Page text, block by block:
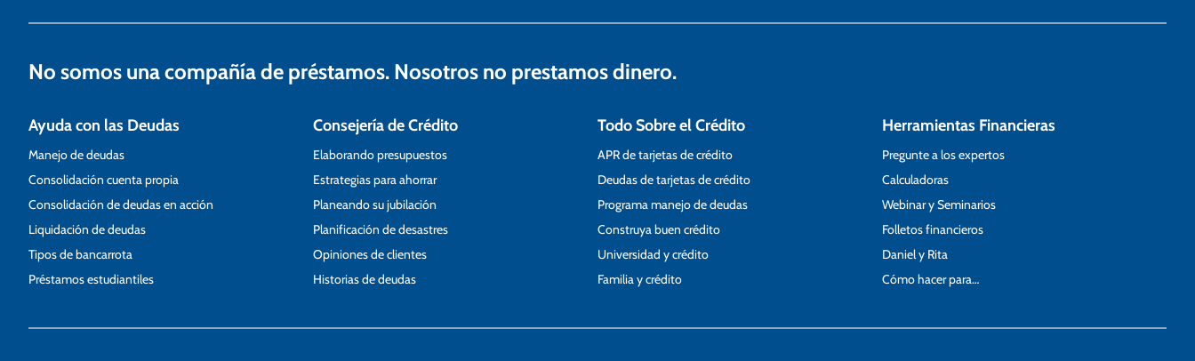
n
r
a
d
a
s
No somos una compañía de préstamos. Nosotros no prestamos dinero.
Ayuda con las Deudas
Manejo de deudas
Consolidación cuenta propia
Consolidación de deudas en acción
Liquidación de deudas
Tipos de bancarrota
Préstamos estudiantiles
Consejería de Crédito
Elaborando presupuestos
Estrategias para ahorrar
Planeando su jubilación
Planificación de desastres
Opiniones de clientes
Historias de deudas
Todo Sobre el Crédito
APR de tarjetas de crédito
Deudas de tarjetas de crédito
Programa manejo de deudas
Construya buen crédito
Universidad y crédito
Familia y crédito
Herramientas Financieras
Pregunte a los expertos
Calculadoras
Webinar y Seminarios
Folletos financieros
Daniel y Rita
Cómo hacer para…